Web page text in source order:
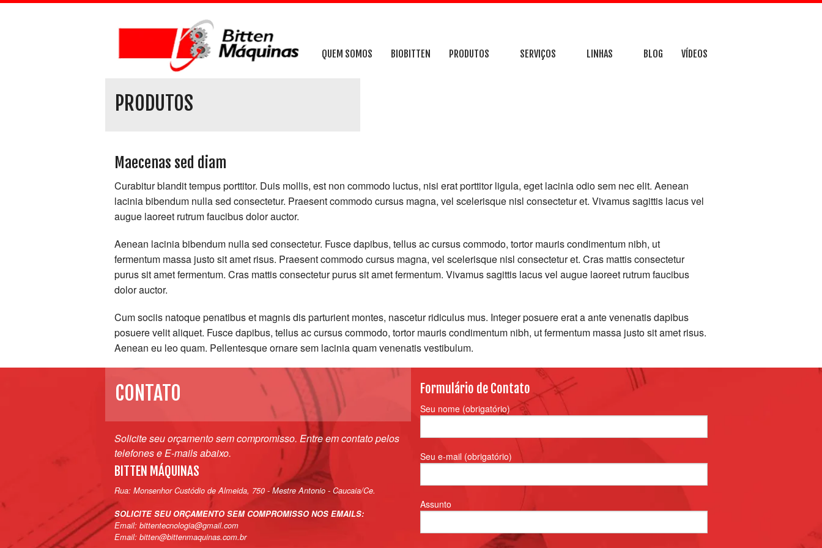
QUEM SOMOS BIOBITTEN PRODUTOS
OUTROS PRODUTOS
SERVIÇOS LINHAS BLOG VÍDEOS
PRODUTOS
Maecenas sed diam
Curabitur blandit tempus porttitor. Duis mollis, est non commodo luctus, nisi erat porttitor ligula, eget lacinia odio sem nec elit. Aenean
lacinia bibendum nulla sed consectetur. Praesent commodo cursus magna, vel scelerisque nisl consectetur et. Vivamus sagittis lacus vel
augue laoreet rutrum faucibus dolor auctor.
Aenean lacinia bibendum nulla sed consectetur. Fusce dapibus, tellus ac cursus commodo, tortor mauris condimentum nibh, ut
fermentum massa justo sit amet risus. Praesent commodo cursus magna, vel scelerisque nisl consectetur et. Cras mattis consectetur
purus sit amet fermentum. Cras mattis consectetur purus sit amet fermentum. Vivamus sagittis lacus vel augue laoreet rutrum faucibus
dolor auctor.
Cum sociis natoque penatibus et magnis dis parturient montes, nascetur ridiculus mus. Integer posuere erat a ante venenatis dapibus
posuere velit aliquet. Fusce dapibus, tellus ac cursus commodo, tortor mauris condimentum nibh, ut fermentum massa justo sit amet risus.
Aenean eu leo quam. Pellentesque ornare sem lacinia quam venenatis vestibulum.
CONTATO
Solicite seu orçamento sem compromisso. Entre em contato pelos
telefones e E-mails abaixo.
BITTEN MÁQUINAS
Rua: Monsenhor Custódio de Almeida, 750 - Mestre Antonio - Caucaia/Ce.
SOLICITE SEU ORÇAMENTO SEM COMPROMISSO NOS EMAILS:
Email: bittentecnologia@gmail.com
Email: bitten@bittenmaquinas.com.br
Formulário de Contato
Seu nome (obrigatório)
Seu e-mail (obrigatório)
Assunto